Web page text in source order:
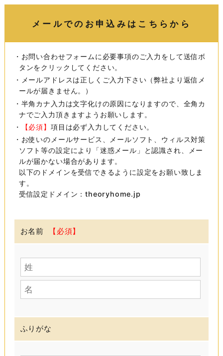
メールでのお申込みはこちらから
・お問い合わせフォームに必要事項のご入力をして送信ボ
タンをクリックしてください。
・メールアドレスは正しくご入力下さい（弊社より返信メ
ールが届きません。）
・半角カナ入力は文字化けの原因になりますので、全角カ
ナでご入力頂きますようお願いします。
・
【必須】 項目は必ず入力してください。
・お使いのメールサービス、メールソフト、ウィルス対策
ソフト等の設定により「迷惑メール」と認識され、メー
ルが届かない場合があります。
以下のドメインを受信できるように設定をお願い致しま
す。
受信設定ドメイン：theoryhome.jp
お名前
ふりがな